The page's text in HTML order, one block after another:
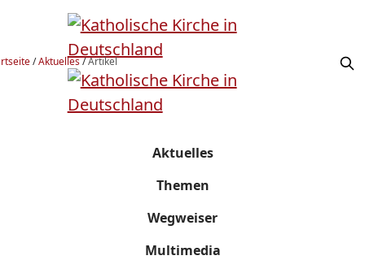
/Aktuelles/Artikel
Aktuelles
Themen
Wegweiser
Multimedia